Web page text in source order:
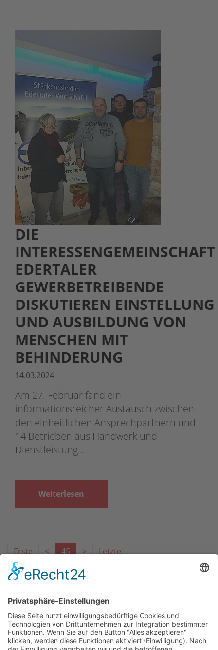
DIE
INTERESSENGEMEINSCHAFT
EDERTALER
GEWERBETREIBENDE
DISKUTIEREN EINSTELLUNG
UND AUSBILDUNG VON
MENSCHEN MIT
BEHINDERUNG
14.03.2024
Am 27. Februar fand ein
informationsreicher Austausch zwischen
den einheitlichen Ansprechpartnern und
14 Betrieben aus Handwerk und
Dienstleistung…
Weiterlesen
Erste < 45 > Letzte
Das Projekt zur Implementierung der Einheitlichen
Ansprechstellen für Arbeitgeber gemäß § 185a SGB IX in
Hessen wird gefördert aus Mitteln des LWV Hessen
Integrationsamtes. Das Projekt wird unter Einbindung
des Hessischen Ministeriums für Arbeit, Integration,
Jugend und Soziales von der Forschungsstelle des